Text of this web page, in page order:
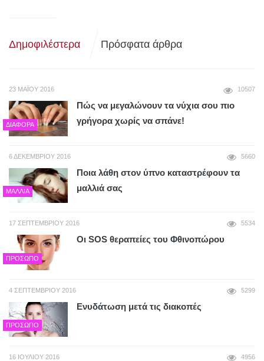
Δημοφιλέστερα Πρόσφατα άρθρα
23 ΜΑΪ́ΟΥ 2016 10507
ΔΙΆΦΟΡΑ
Πώς να μεγαλώνουν τα νύχια σου πιο
γρήγορα χωρίς να σπάνε!
6 ΔΕΚΕΜΒΡΊΟΥ 2016 5660
ΜΑΛΛΙΆ
Ποια λάθη στον ύπνο καταστρέφουν τα
μαλλιά σας
17 ΣΕΠΤΕΜΒΡΊΟΥ 2016 5534
ΠΡΌΣΩΠΟ
Οι SΟS θεραπείες του Φθινοπώρου
4 ΣΕΠΤΕΜΒΡΊΟΥ 2016 5299
ΠΡΌΣΩΠΟ
Ενυδάτωση μετά τις διακοπές
16 ΙΟΥΛΊΟΥ 2016 4956